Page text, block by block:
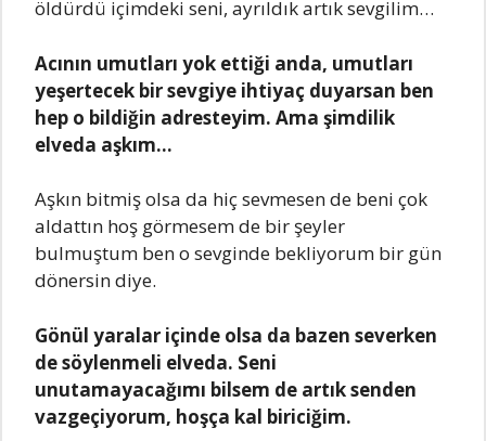
öldürdü içimdeki seni, ayrıldık artık sevgilim…
Acının umutları yok ettiği anda, umutları
yeşertecek bir sevgiye ihtiyaç duyarsan ben
hep o bildiğin adresteyim. Ama şimdilik
elveda aşkım…
Aşkın bitmiş olsa da hiç sevmesen de beni çok
aldattın hoş görmesem de bir şeyler
bulmuştum ben o sevginde bekliyorum bir gün
dönersin diye.
Gönül yaralar içinde olsa da bazen severken
de söylenmeli elveda. Seni
unutamayacağımı bilsem de artık senden
vazgeçiyorum, hoşça kal biriciğim.